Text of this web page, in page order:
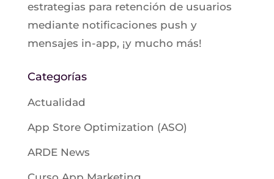
estrategias para retención de usuarios
mediante notificaciones push y
mensajes in-app, ¡y mucho más!
Categorías
Actualidad
App Store Optimization (ASO)
ARDE News